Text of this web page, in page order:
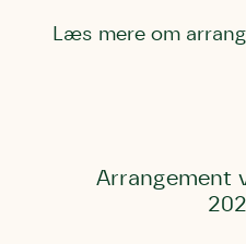
Læs mere om
Arrangement
Du skriver under
Du skriver under
humlebiarter.
eller
Du skriver under